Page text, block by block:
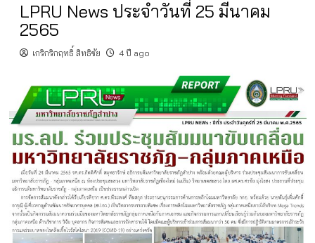
LPRU News ประจำวันที่ 25 มีนาคม
2565
เกริกริกฤทธิ์ สิทธิชัย 4 ปี ago